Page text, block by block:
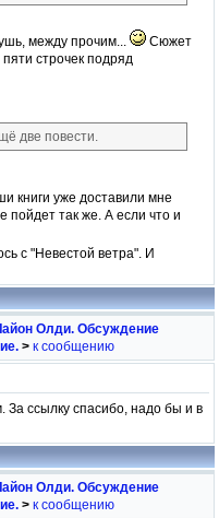
между прочим...
Сюжет
строчек подряд
две повести.
книги уже доставили мне
так же. А если что и
с "Невестой ветра". И
Олди. Обсуждение
> к сообщению
За ссылку спасибо, надо бы и в
Олди. Обсуждение
> к сообщению